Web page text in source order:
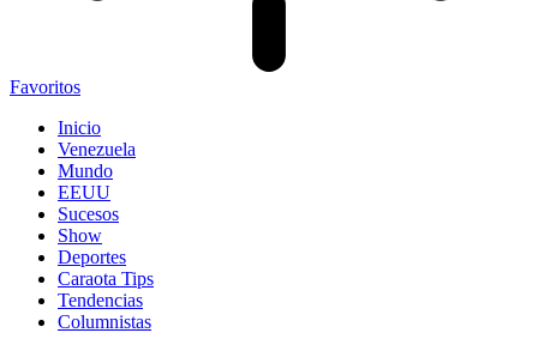
Favoritos
Inicio
Venezuela
Mundo
EEUU
Sucesos
Show
Deportes
Caraota Tips
Tendencias
Columnistas